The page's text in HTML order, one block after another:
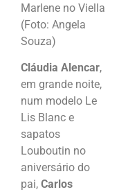
Marlene no Viella
(Foto: Angela
Souza)
Cláudia Alencar,
em grande noite,
num modelo Le
Lis Blanc e
sapatos
Louboutin no
aniversário do
pai, Carlos